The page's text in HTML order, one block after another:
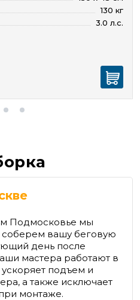
130 кг
3.0 л.с.
Подмосковье мы
соберем вашу беговую
день после
мастера работают в
ускоряет подъем и
а также исключает
монтаже.